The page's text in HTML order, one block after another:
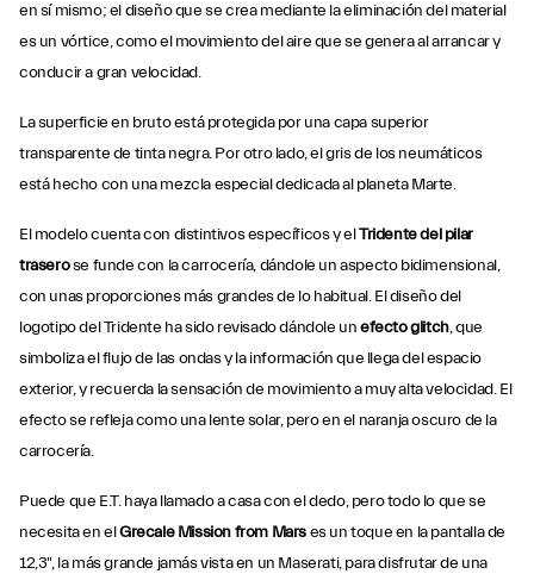
en sí mismo; el diseño que se crea mediante la eliminación del material
es un vórtice, como el movimiento del aire que se genera al arrancar y
conducir a gran velocidad.
La superficie en bruto está protegida por una capa superior
transparente de tinta negra. Por otro lado, el gris de los neumáticos
está hecho con una mezcla especial dedicada al planeta Marte.
El modelo cuenta con distintivos específicos y elTridente del pilar
traserose funde con la carrocería, dándole un aspecto bidimensional,
con unas proporciones más grandes de lo habitual. El diseño del
logotipo del Tridente ha sido revisado dándole unefecto glitch, que
simboliza el flujo de las ondas y la información que llega del espacio
exterior, y recuerda la sensación de movimiento a muy alta velocidad. El
efecto se refleja como una lente solar, pero en el naranja oscuro de la
carrocería.
Puede que E.T. haya llamado a casa con el dedo, pero todo lo que se
necesita en elGrecale Mission from Marses un toque en la pantalla de
12,3", la más grande jamás vista en un Maserati, para disfrutar de una